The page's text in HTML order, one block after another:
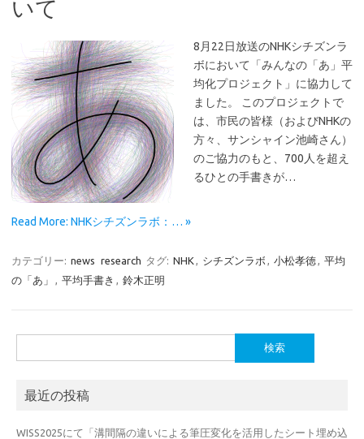
いて
8月22日放送のNHKシチズンラ
ボにおいて「みんなの「あ」平
均化プロジェクト」に協力して
ました。 このプロジェクトで
は、市民の皆様（およびNHKの
方々、サンシャイン池崎さん）
のご協力のもと、700人を超え
るひとの手書きが…
Read More: NHKシチズンラボ：… »
カテゴリー: news research タグ: NHK , シチズンラボ , 小松孝徳, 平均
の「あ」
, 平均手書き , 鈴木正明
索:
最近の投稿
WISS2025にて「溝間隔の違いによる筆圧変化を活用したシート埋め込